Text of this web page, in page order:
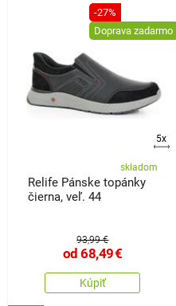
-27%
Doprava zadarmo
5x
skladom
Relife Pánske topánky
čierna, veľ. 44
93,99 €
od 68,49€
Kúpiť